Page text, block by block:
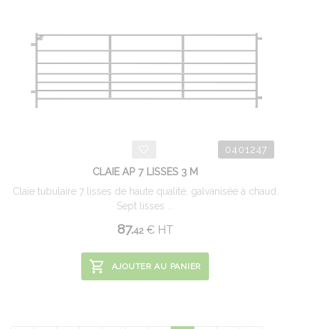
0401247
CLAIE AP 7 LISSES 3 M
Claie tubulaire 7 lisses de haute qualité, galvanisée à chaud.
Sept lisses ...
87.42 €HT
AJOUTER AU PANIER